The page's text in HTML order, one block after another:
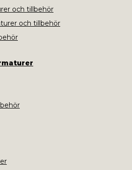
och tillbehör
och tillbehör